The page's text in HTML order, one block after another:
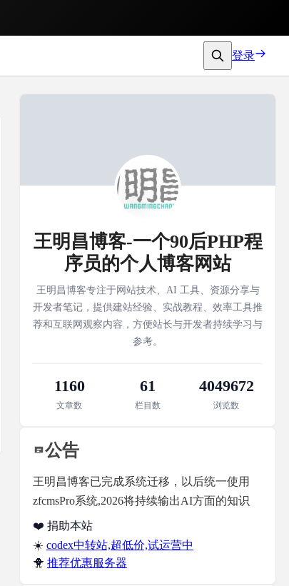
登录
王明昌博客-一个90后PHP程
序员的个人博客网站
王明昌博客专注于网站技术、AI 工具、资源分享与
开发者笔记，提供建站经验、实战教程、效率工具推
荐和互联网观察内容，方便站长与开发者持续学习与
参考。
1160
文章数
61
栏目数
4049672
浏览数
公告
王明昌博客已完成系统迁移，以后统一使用
zfcmsPro系统,2026将持续输出AI方面的知识
❤️ 捐助本站
☀️ codex中转站,超低价,试运营中
🐥 推荐优惠服务器